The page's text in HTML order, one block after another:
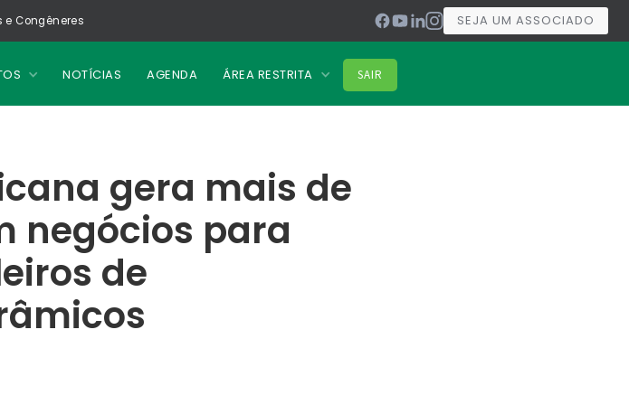
e Congêneres SEJA UM ASSOCIADO
NOTÍCIAS AGENDA ÁREA RESTRITA SAIR
gera mais de
negócios para
de